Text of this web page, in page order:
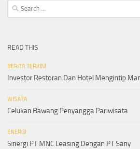
Search
for:
READ THIS
BERITA TERKINI
Investor Restoran Dan Hotel Mengintip
WISATA
Celukan Bawang Penyangga Pariwisata
ENERGI
Sinergi PT MNC Leasing Dengan PT Sany